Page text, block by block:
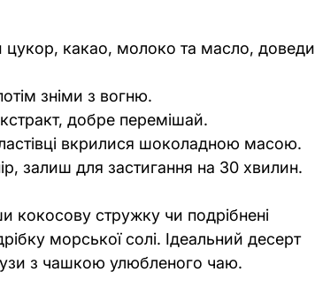
цукор, какао, молоко та масло, доведи
зніми з вогню.
добре перемішай.
вкрилися шоколадною масою.
залиш для застигання на 30 хвилин.
кокосову стружку чи подрібнені
морської солі. Ідеальний десерт
з чашкою улюбленого чаю.